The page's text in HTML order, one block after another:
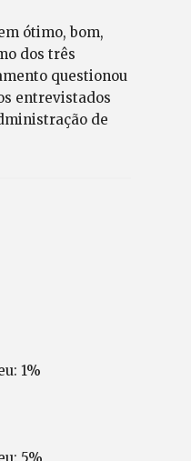
ótimo, bom,
dos três
questionou
entrevistados
de
1%
5%